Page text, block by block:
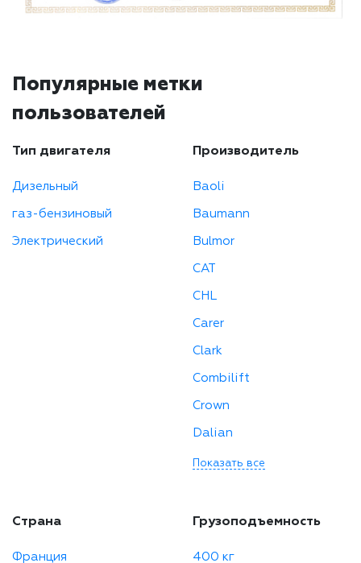
Популярные метки
пользователей
Тип двигателя
Дизельный
газ-бензиновый
Электрический
Производитель
Baoli
Baumann
Bulmor
CAT
CHL
Carer
Clark
Combilift
Crown
Dalian
Показать все
Страна
Франция
Грузоподъемность
400 кг